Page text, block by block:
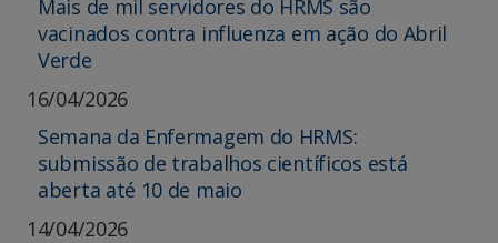
Mais de mil servidores do HRMS são
vacinados contra influenza em ação do Abril
Verde
16/04/2026
Semana da Enfermagem do HRMS:
submissão de trabalhos científicos está
aberta até 10 de maio
14/04/2026